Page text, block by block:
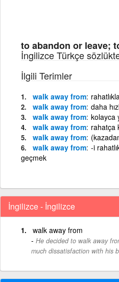
to abandon or leave;
İngilizce Türkçe
İlgili Terimler
walk away from
walk away from daha
walk away from kolayca
walk away from rahatça
walk away from
walk away from -i
geçmek
İngilizce - İngilizce
walk away from
He decided to walk away
much dissatisfaction with his